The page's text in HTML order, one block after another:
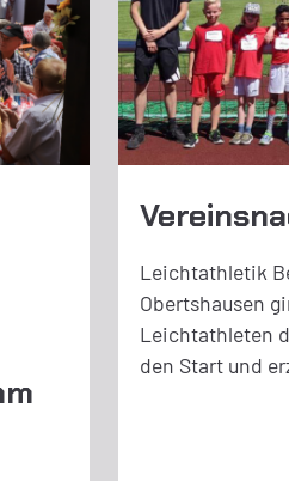
Leichtathletik
Obertshausen
Leichtathleten
den Start und